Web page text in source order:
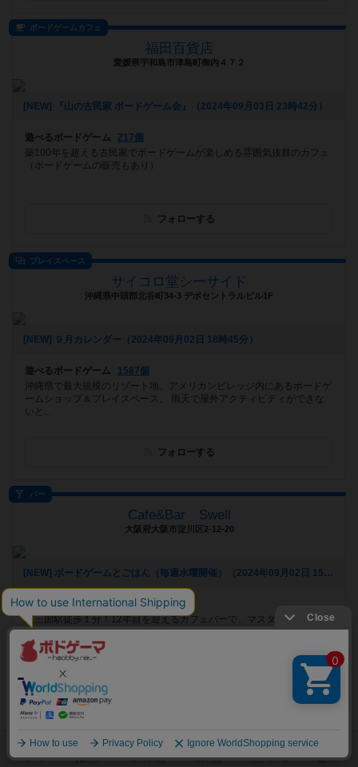
ボードゲームカフェ
福田百貨店
愛媛県宇和島市津島町御内４７２
[NEW] 『山の古民家 ボードゲーム会』（2024年09月03日 23時42分）
遊べるボードゲーム
217個
築100年を超える古民家でボードゲームが楽しめる雰囲気抜群のカフェ
（ボードゲームの販売もあり）
フォローする
プレイスペース
サイコロ堂シーサイド
沖縄県中頭郡北谷町34-3 デポセントラルビル1F
[NEW] ９月カレンダー（2024年09月02日 18時45分）
遊べるボードゲーム
1587個
沖縄県で最大規模のリゾート地、アメリカンビレッジ内にあるボードゲ
ームショップ＆プレイスペース。 雨天で屋外アクティビティができな
いと...
フォローする
バー
Cafe&Bar Swell
大阪府大阪市淀川区2-12-20
[NEW] ボードゲームとごはん（毎週水曜開催）（2024年09月02日 15時30分）
遊べるボードゲーム 376個
東三国駅徒歩１分！12年目を迎えるカフェバーで、マスターが新たなお
酒の肴として提案するのがボードゲーム！本格的な料理やお酒を楽しみ
なが...
秋葉原集会所
東京都千代田区外神田3-8-6 イサミヤ第7ビル3F